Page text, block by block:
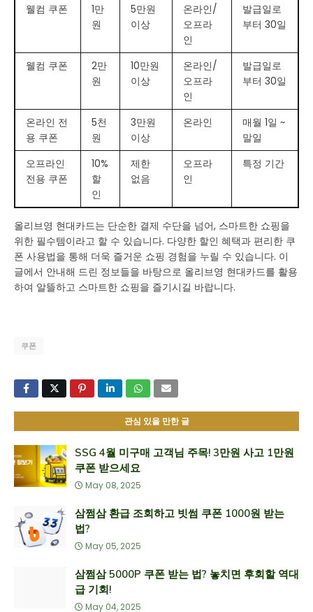
웰컴 쿠폰
1만
원
5만원
이상
온라인/
오프라
인
발급일로
부터 30일
웰컴 쿠폰
2만
원
10만원
이상
온라인/
오프라
인
발급일로
부터 30일
온라인 전
용 쿠폰
5천
원
3만원
이상
온라인
매월 1일 ~
말일
오프라인
전용 쿠폰
10%
할
인
제한
없음
오프라
인
특정 기간
올리브영 현대카드는 단순한 결제 수단을 넘어, 스마트한 쇼핑을
위한 필수템이라고 할 수 있습니다. 다양한 할인 혜택과 편리한 쿠
폰 사용법을 통해 더욱 즐거운 쇼핑 경험을 누릴 수 있습니다. 이
글에서 안내해 드린 정보들을 바탕으로 올리브영 현대카드를 활용
하여 알뜰하고 스마트한 쇼핑을 즐기시길 바랍니다.
쿠폰
관심 있을 만한 글
SSG 4월 미구매 고객님 주목! 3만원 사고 1만원
쿠폰 받으세요
May 08, 2025
삼쩜삼 환급 조회하고 빗썸 쿠폰 1000원 받는
법?
May 05, 2025
삼쩜삼 5000P 쿠폰 받는 법? 놓치면 후회할 역대
급 기회!
May 04, 2025